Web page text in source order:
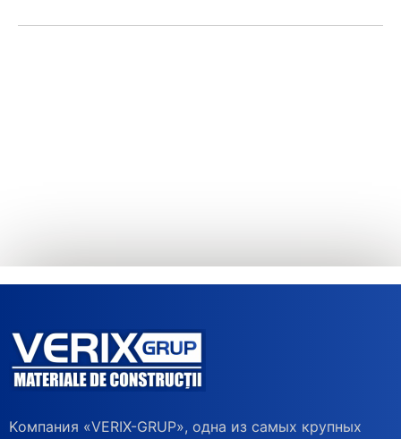
Kомпания «VERIX-GRUP», одна из самых крупных